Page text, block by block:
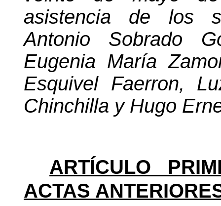
asistencia de los
Antonio Sobrado
Eugenia María
Esquivel Faerron,
Chinchilla y Hugo
ARTÍCULO
ACTAS